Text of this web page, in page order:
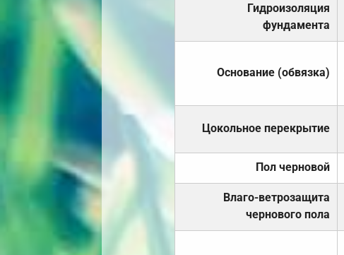
Гидроизоляция
фундамента
Основание (обвязка)
Цокольное перекрытие
Пол черновой
Влаго-ветрозащита
чернового пола